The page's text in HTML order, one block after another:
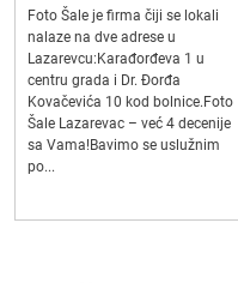
Foto Šale je firma čiji se lokali
nalaze na dve adrese u
Lazarevcu:Karađorđeva 1 u
centru grada i Dr. Đorđa
Kovačevića 10 kod bolnice.Foto
Šale Lazarevac – već 4 decenije
sa Vama!Bavimo se uslužnim
po...